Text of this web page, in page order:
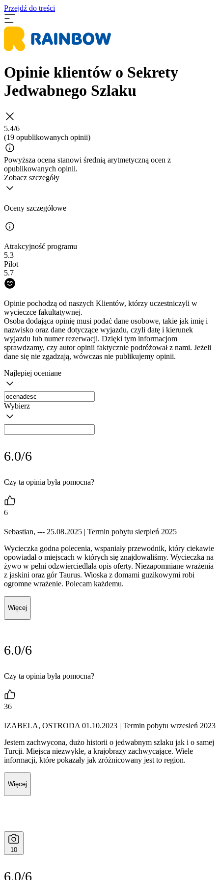
Przejdź do treści
Opinie klientów o Sekrety
Jedwabnego Szlaku
5.4/6
(19 opublikowanych opinii)
Powyższa ocena stanowi średnią arytmetyczną ocen z
opublikowanych opinii.
Zobacz szczegóły
Oceny szczegółowe
Atrakcyjność programu
5.3
Pilot
5.7
Opinie pochodzą od naszych Klientów, którzy uczestniczyli w
wycieczce fakultatywnej.
Osoba dodająca opinię musi podać dane osobowe, takie jak imię i
nazwisko oraz dane dotyczące wyjazdu, czyli datę i kierunek
wyjazdu lub numer rezerwacji. Dzięki tym informacjom
sprawdzamy, czy autor opinii faktycznie podróżował z nami. Jeżeli
dane się nie zgadzają, wówczas nie publikujemy opinii.
Najlepiej oceniane
Wybierz
6.0/6
Czy ta opinia była pomocna?
6
Sebastian, --- 25.08.2025 | Termin pobytu sierpień 2025
Wycieczka godna polecenia, wspaniały przewodnik, który ciekawie
opowiadał o miejscach w których się znajdowaliśmy. Wycieczka na
żywo w pełni odzwierciedlała opis oferty. Niezapomniane wrażenia
z jaskini oraz gór Taurus. Wioska z domami guzikowymi robi
ogromne wrażenie. Polecam każdemu.
Więcej
6.0/6
Czy ta opinia była pomocna?
36
IZABELA, OSTRODA 01.10.2023 | Termin pobytu wrzesień 2023
Jestem zachwycona, dużo historii o jedwabnym szlaku jak i o samej
Turcji. Miejsca niezwykłe, a krajobrazy zachwycające. Wiele
informacji, które pokazały jak zróżnicowany jest to region.
Więcej
10
6.0/6